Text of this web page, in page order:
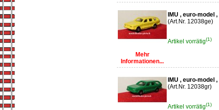
Mehr
Informationen...
IMU , euro-model
(Art.Nr. 12038ge)
Artikel vorrätig(1)
IMU , euro-model
(Art.Nr. 12038gr)
Artikel vorrätig(1)